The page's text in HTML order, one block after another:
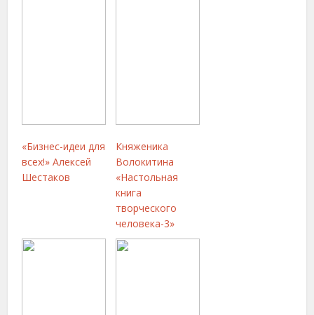
«Бизнес-идеи для
всех!» Алексей
Шестаков
Княженика
Волокитина
«Настольная
книга
творческого
человека-3»